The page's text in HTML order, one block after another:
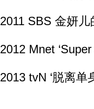
2011 SBS 金妍
2012 Mnet
2013 tvN ‘脱离单